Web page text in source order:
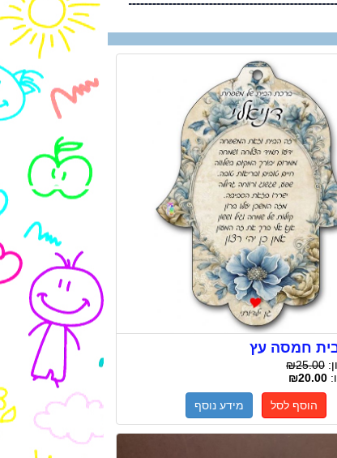
חמסה עץ
₪25.00
₪20.00
הוסף לסל מידע נוסף